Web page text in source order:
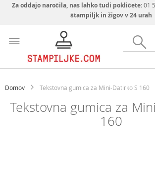
Za oddajo naročila, nas lahko tudi pokličete:01
štampiljk in žigov v 24 urah
vsebino
Domov Tekstovna gumica za Mini-Datirko S 160
Tekstovna gumica za
160